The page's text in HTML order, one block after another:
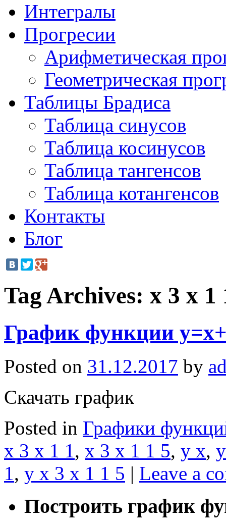
Интегралы
Прогресии
Арифметическая
Геометрическая
Таблицы Брадиса
Таблица синусов
Таблица косинусов
Таблица тангенсов
Таблица котангенсов
Контакты
Блог
Tag Archives: x 3 x 1
График функции
Posted on 31.12.2017 by
Скачать график
Posted in Графики
x 3 x 1 1, x 3 x 1 1 5, y x,
1, y x 3 x 1 1 5 | Leave a
Построить график